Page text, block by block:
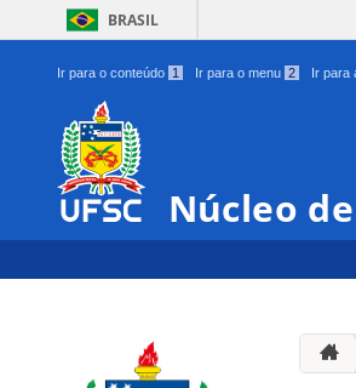
BRASIL
Ir para o conteúdo 1 Ir para o menu 2 Ir para
Núcleo